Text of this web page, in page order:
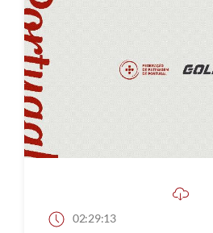
02:29:13